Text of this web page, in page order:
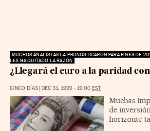
MUCHOS ANALISTAS LA PRONOSTICARON PARA FINES DE
LES HA QUITADO LA RAZÓN
¿Llegará el euro a la paridad
CINCO DÍAS | DEC 31, 1999 - 19:00 EST
Muchas
de
horizonte